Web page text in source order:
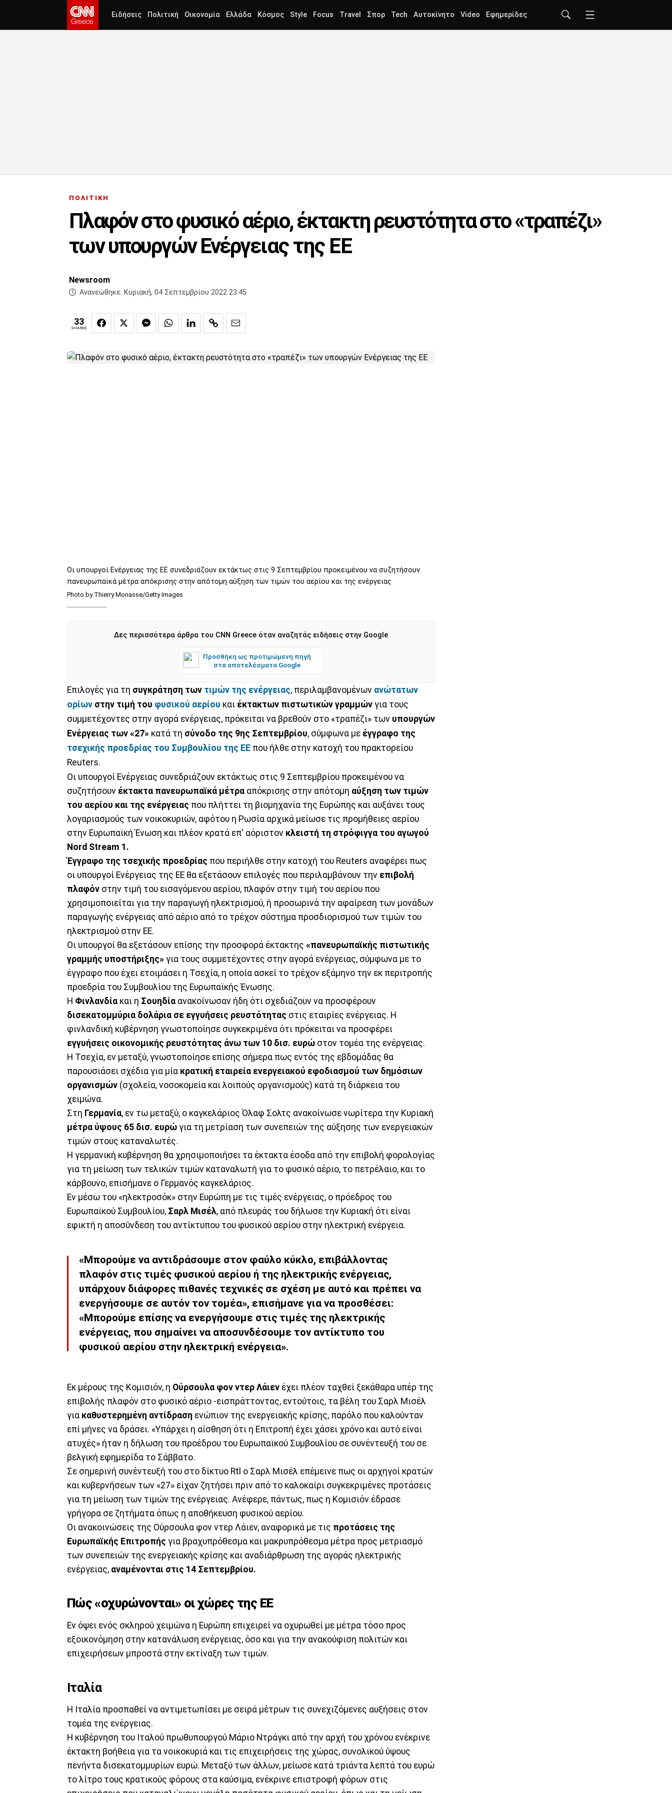
Ειδήσεις Πολιτική Οικονομία Ελλάδα Κόσμος Style Focus Travel Σπορ Tech Αυτοκίνητο Video Εφημερίδες
ΠΟΛΙΤΙΚΗ
Πλαφόν στο φυσικό αέριο, έκτακτη ρευστότητα στο «τραπέζι»
των υπουργών Ενέργειας της ΕΕ
Newsroom
Ανανεώθηκε: Κυριακή, 04 Σεπτεμβρίου 2022 23:45
33
SHARES
Οι υπουργοί Ενέργειας της ΕΕ συνεδριάζουν εκτάκτως στις 9 Σεπτεμβρίου προκειμένου να συζητήσουν
πανευρωπαϊκά μέτρα απόκρισης στην απότομη αύξηση των τιμών του αερίου και της ενέργειας
Photo by Thierry Monasse/Getty Images
Δες περισσότερα άρθρα του CNN Greece όταν αναζητάς ειδήσεις στην Google
Προσθήκη ως προτιμώμενη πηγή
στα αποτελέσματα Google
Επιλογές για τη συγκράτηση των τιμών της ενέργειας, περιλαμβανομένων ανώτατων
ορίων στην τιμή του φυσικού αερίου και έκτακτων πιστωτικών γραμμών για τους
συμμετέχοντες στην αγορά ενέργειας, πρόκειται να βρεθούν στο «τραπέζι» των υπουργών
Ενέργειας των «27» κατά τη σύνοδο της 9ης Σεπτεμβρίου, σύμφωνα με έγγραφο της
τσεχικής προεδρίας του Συμβουλίου της ΕΕ που ήλθε στην κατοχή του πρακτορείου
Reuters.
Οι υπουργοί Ενέργειας συνεδριάζουν εκτάκτως στις 9 Σεπτεμβρίου προκειμένου να
συζητήσουν έκτακτα πανευρωπαϊκά μέτρα απόκρισης στην απότομη αύξηση των τιμών
του αερίου και της ενέργειας που πλήττει τη βιομηχανία της Ευρώπης και αυξάνει τους
λογαριασμούς των νοικοκυριών, αφότου η Ρωσία αρχικά μείωσε τις προμήθειες αερίου
στην Ευρωπαϊκή Ένωση και πλέον κρατά επ' αόριστον κλειστή τη στρόφιγγα του αγωγού
Nord Stream 1.
Έγγραφο της τσεχικής προεδρίας που περιήλθε στην κατοχή του Reuters αναφέρει πως
οι υπουργοί Ενέργειας της ΕΕ θα εξετάσουν επιλογές που περιλαμβάνουν την επιβολή
πλαφόν στην τιμή του εισαγόμενου αερίου, πλαφόν στην τιμή του αερίου που
χρησιμοποιείται για την παραγωγή ηλεκτρισμού, ή προσωρινά την αφαίρεση των μονάδων
παραγωγής ενέργειας από αέριο από το τρέχον σύστημα προσδιορισμού των τιμών του
ηλεκτρισμού στην ΕΕ.
Οι υπουργοί θα εξετάσουν επίσης την προσφορά έκτακτης «πανευρωπαϊκής πιστωτικής
γραμμής υποστήριξης» για τους συμμετέχοντες στην αγορά ενέργειας, σύμφωνα με το
έγγραφο που έχει ετοιμάσει η Τσεχία, η οποία ασκεί το τρέχον εξάμηνο την εκ περιτροπής
προεδρία του Συμβουλίου της Ευρωπαϊκής Ένωσης.
Η Φινλανδία και η Σουηδία ανακοίνωσαν ήδη ότι σχεδιάζουν να προσφέρουν
δισεκατομμύρια δολάρια σε εγγυήσεις ρευστότητας στις εταιρίες ενέργειας. Η
φινλανδική κυβέρνηση γνωστοποίησε συγκεκριμένα ότι πρόκειται να προσφέρει
εγγυήσεις οικονομικής ρευστότητας άνω των 10 δισ. ευρώ στον τομέα της ενέργειας.
Η Τσεχία, εν μεταξύ, γνωστοποίησε επίσης σήμερα πως εντός της εβδομάδας θα
παρουσιάσει σχέδια για μία κρατική εταιρεία ενεργειακού εφοδιασμού των δημόσιων
οργανισμών (σχολεία, νοσοκομεία και λοιπούς οργανισμούς) κατά τη διάρκεια του
χειμώνα.
Στη Γερμανία, εν τω μεταξύ, ο καγκελάριος Όλαφ Σολτς ανακοίνωσε νωρίτερα την Κυριακή
μέτρα ύψους 65 δισ. ευρώ για τη μετρίαση των συνεπειών της αύξησης των ενεργειακών
τιμών στους καταναλωτές.
Η γερμανική κυβέρνηση θα χρησιμοποιήσει τα έκτακτα έσοδα από την επιβολή φορολογίας
για τη μείωση των τελικών τιμών καταναλωτή για το φυσικό αέριο, το πετρέλαιο, και το
κάρβουνο, επισήμανε ο Γερμανός καγκελάριος.
Εν μέσω του «ηλεκτροσόκ» στην Ευρώπη με τις τιμές ενέργειας, ο πρόεδρος του
Ευρωπαϊκού Συμβουλίου, Σαρλ Μισέλ, από πλευράς του δήλωσε την Κυριακή ότι είναι
εφικτή η αποσύνδεση του αντίκτυπου του φυσικού αερίου στην ηλεκτρική ενέργεια.
«Μπορούμε να αντιδράσουμε στον φαύλο κύκλο, επιβάλλοντας
πλαφόν στις τιμές φυσικού αερίου ή της ηλεκτρικής ενέργειας,
υπάρχουν διάφορες πιθανές τεχνικές σε σχέση με αυτό και πρέπει να
ενεργήσουμε σε αυτόν τον τομέα», επισήμανε για να προσθέσει:
«Μπορούμε επίσης να ενεργήσουμε στις τιμές της ηλεκτρικής
ενέργειας, που σημαίνει να αποσυνδέσουμε τον αντίκτυπο του
φυσικού αερίου στην ηλεκτρική ενέργεια».
Εκ μέρους της Κομισιόν, η Ούρσουλα φον ντερ Λάιεν έχει πλέον ταχθεί ξεκάθαρα υπέρ της
επιβολής πλαφόν στο φυσικό αέριο -εισπράττοντας, εντούτοις, τα βέλη του Σαρλ Μισέλ
για καθυστερημένη αντίδραση ενώπιον της ενεργειακής κρίσης, παρόλο που καλούνταν
επί μήνες να δράσει. «Υπάρχει η αίσθηση ότι η Επιτροπή έχει χάσει χρόνο και αυτό είναι
ατυχές» ήταν η δήλωση του προέδρου του Ευρωπαϊκού Συμβουλίου σε συνέντευξή του σε
βελγική εφημερίδα το Σάββατο.
Σε σημερινή συνέντευξή του στο δίκτυο Rtl ο Σαρλ Μισέλ επέμεινε πως οι αρχηγοί κρατών
και κυβερνήσεων των «27» είχαν ζητήσει πριν από το καλοκαίρι συγκεκριμένες προτάσεις
για τη μείωση των τιμών της ενέργειας. Ανέφερε, πάντως, πως η Κομισιόν έδρασε
γρήγορα σε ζητήματα όπως η αποθήκευση φυσικού αερίου.
Οι ανακοινώσεις της Ούρσουλα φον ντερ Λάιεν, αναφορικά με τις προτάσεις της
Ευρωπαϊκής Επιτροπής για βραχυπρόθεσμα και μακρυπρόθεσμα μέτρα προς μετριασμό
των συνεπειών της ενεργειακής κρίσης και αναδιάρθρωση της αγοράς ηλεκτρικής
ενέργειας, αναμένονται στις 14 Σεπτεμβρίου.
Πώς «οχυρώνονται» οι χώρες της ΕΕ
Εν όψει ενός σκληρού χειμώνα η Ευρώπη επιχειρεί να οχυρωθεί με μέτρα τόσο προς
εξοικονόμηση στην κατανάλωση ενέργειας, όσο και για την ανακούφιση πολιτών και
επιχειρήσεων μπροστά στην εκτίναξη των τιμών.
Ιταλία
Η Ιταλία προσπαθεί να αντιμετωπίσει με σειρά μέτρων τις συνεχιζόμενες αυξήσεις στον
τομέα της ενέργειας.
H κυβέρνηση του Ιταλού πρωθυπουργού Μάριο Ντράγκι από την αρχή του χρόνου ενέκρινε
έκτακτη βοήθεια για τα νοικοκυριά και τις επιχειρήσεις της χώρας, συνολικού ύψους
πενήντα δισεκατομμυρίων ευρώ. Μεταξύ των άλλων, μείωσε κατά τριάντα λεπτά του ευρώ
το λίτρο τους κρατικούς φόρους στα καύσιμα, ενέκρινε επιστροφή φόρων στις